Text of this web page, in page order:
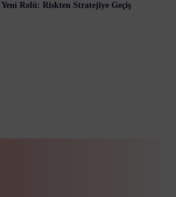
Yeni Rolü: Riskten Stratejiye Geçiş